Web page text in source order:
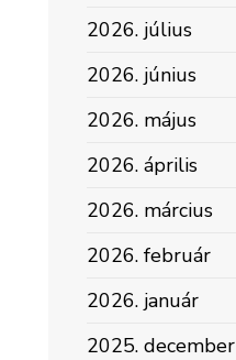
2026. július
2026. június
2026. május
2026. április
2026. március
2026. február
2026. január
2025. december